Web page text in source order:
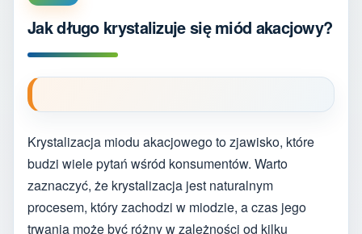
Jak długo krystalizuje się miód akacjowy?
Krystalizacja miodu akacjowego to zjawisko, które
budzi wiele pytań wśród konsumentów. Warto
zaznaczyć, że krystalizacja jest naturalnym
procesem, który zachodzi w miodzie, a czas jego
trwania może być różny w zależności od kilku